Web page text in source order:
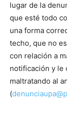
lugar de la
que esté todo
una forma
techo, que no
con relación a
notificación y le
maltratando al
(